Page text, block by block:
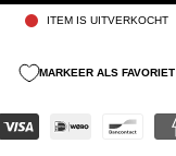
ITEM IS UITVERKOCHT
MARKEER ALS FAVORIET